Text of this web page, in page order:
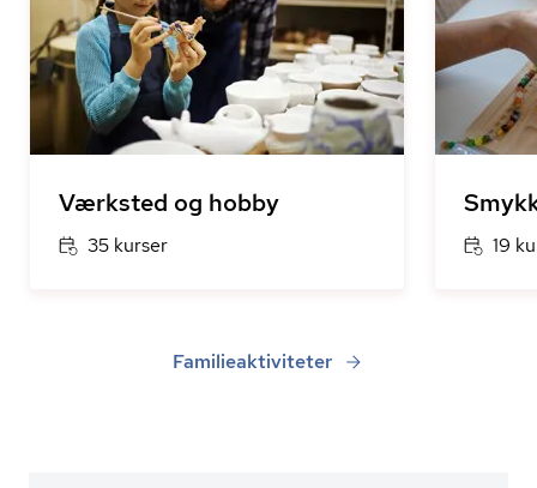
Værksted og hobby
35 kurser 19
Familieaktiviteter